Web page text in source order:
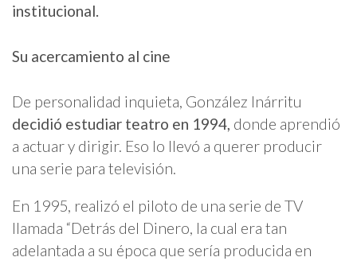
institucional.
Su acercamiento al cine
De personalidad inquieta, González Inárritu
decidió estudiar teatro en 1994, donde aprendió
a actuar y dirigir. Eso lo llevó a querer producir
una serie para televisión.
En 1995, realizó el piloto de una serie de TV
llamada “Detrás del Dinero, la cual era tan
adelantada a su época que sería producida en